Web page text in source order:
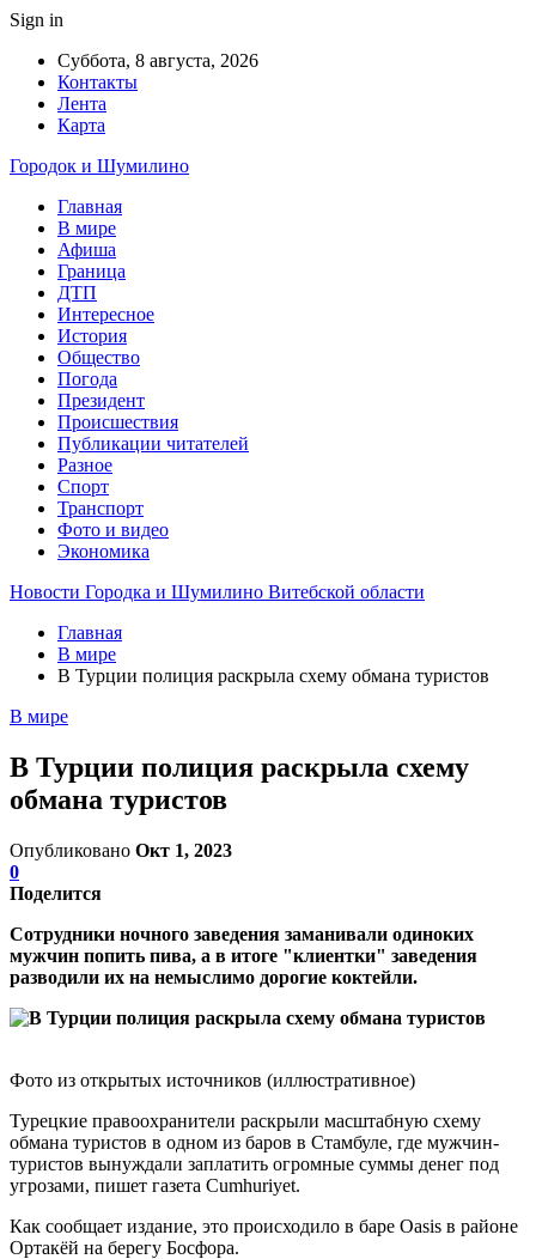
Sign in
Суббота, 8 августа, 2026
Контакты
Лента
Карта
Городок и Шумилино
Главная
В мире
Афиша
Граница
ДТП
Интересное
История
Общество
Погода
Президент
Происшествия
Публикации читателей
Разное
Спорт
Транспорт
Фото и видео
Экономика
Новости Городка и Шумилино Витебской области
Главная
В мире
В Турции полиция раскрыла схему обмана туристов
В мире
В Турции полиция раскрыла схему
обмана туристов
Опубликовано Окт 1, 2023
0
Поделится
Сотрудники ночного заведения заманивали одиноких
мужчин попить пива, а в итоге "клиентки" заведения
разводили их на немыслимо дорогие коктейли.
Фото из открытых источников (иллюстративное)
Турецкие правоохранители раскрыли масштабную схему
обмана туристов в одном из баров в Стамбуле, где мужчин-
туристов вынуждали заплатить огромные суммы денег под
угрозами, пишет газета Cumhuriyet.
Как сообщает издание, это происходило в баре Oasis в районе
Ортакёй на берегу Босфора.